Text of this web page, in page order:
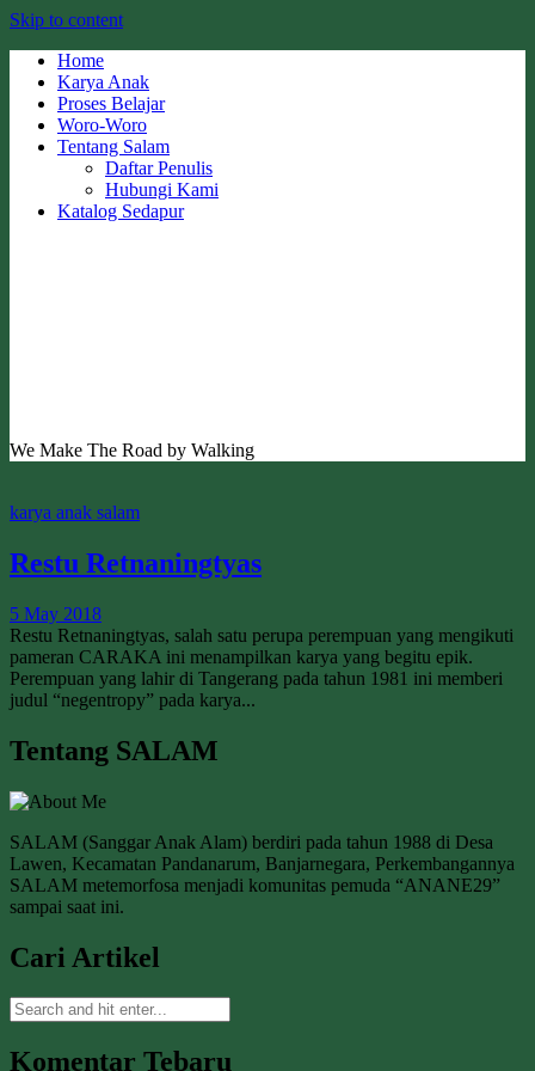
Skip to content
Home
Karya Anak
Proses Belajar
Woro-Woro
Tentang Salam
Daftar Penulis
Hubungi Kami
Katalog Sedapur
We Make The Road by Walking
karya anak salam
Restu Retnaningtyas
5 May 2018
Restu Retnaningtyas, salah satu perupa perempuan yang mengikuti
pameran CARAKA ini menampilkan karya yang begitu epik.
Perempuan yang lahir di Tangerang pada tahun 1981 ini memberi
judul “negentropy” pada karya...
Tentang SALAM
SALAM (Sanggar Anak Alam) berdiri pada tahun 1988 di Desa
Lawen, Kecamatan Pandanarum, Banjarnegara, Perkembangannya
SALAM metemorfosa menjadi komunitas pemuda “ANANE29”
sampai saat ini.
Cari Artikel
Komentar Tebaru